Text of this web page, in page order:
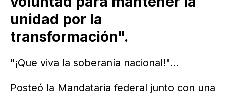
unidad por la
transformación".
"¡Que viva la soberanía nacional!"...
Posteó la Mandataria federal junto con una